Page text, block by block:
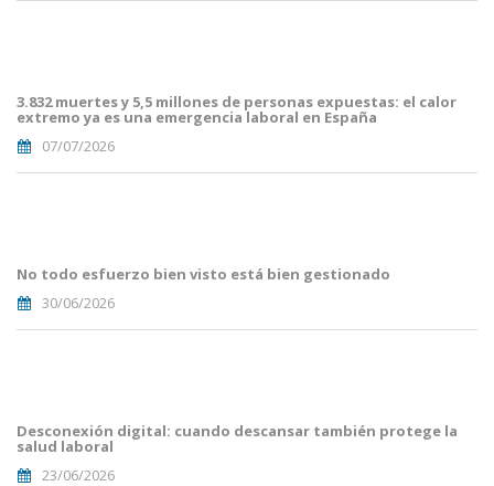
(38).png
3.832 muertes y 5,5 millones de personas expuestas: el calor
extremo ya es una emergencia laboral en España
07/07/2026
(33).png
No todo esfuerzo bien visto está bien gestionado
30/06/2026
(29).png
Desconexión digital: cuando descansar también protege la
salud laboral
23/06/2026